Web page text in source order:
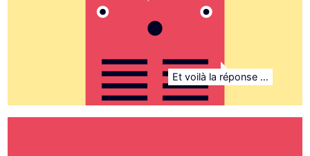
Et voilà la réponse …